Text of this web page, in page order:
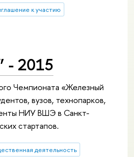
к участию
- 2015
Чемпионата «Железный
вузов, технопарков,
НИУ ВШЭ в Санкт-
стартапов.
деятельность